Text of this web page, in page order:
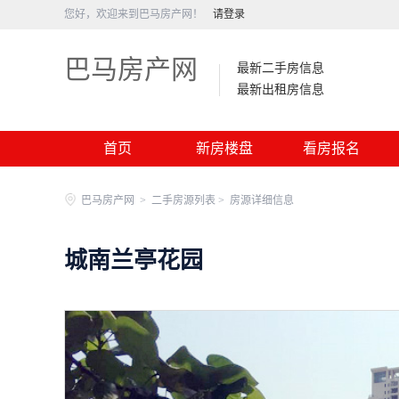
您好，欢迎来到巴马房产网！ 请登录
巴马房产网
最新二手房信息
最新出租房信息
首页 新房楼盘 看房报名
巴马房产网 > 二手房源列表 > 房源详细信息
城南兰亭花园